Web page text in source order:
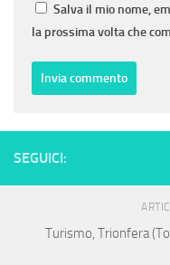
Salva il mio nome,
la prossima volta che
SEGUICI:
Turismo, Trionfera